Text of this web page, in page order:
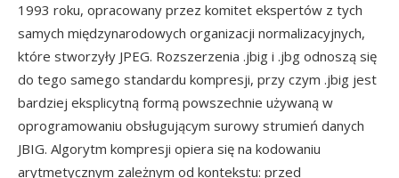
1993 roku, opracowany przez komitet ekspertów z tych
samych międzynarodowych organizacji normalizacyjnych,
które stworzyły JPEG. Rozszerzenia .jbig i .jbg odnoszą się
do tego samego standardu kompresji, przy czym .jbig jest
bardziej eksplicytną formą powszechnie używaną w
oprogramowaniu obsługującym surowy strumień danych
JBIG. Algorytm kompresji opiera się na kodowaniu
arytmetycznym zależnym od kontekstu: przed